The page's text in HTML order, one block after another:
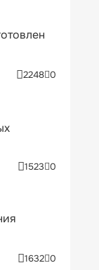
2248 0
1523 0
1632 0